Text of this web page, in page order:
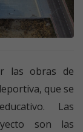
las obras de
que se
Las
son las